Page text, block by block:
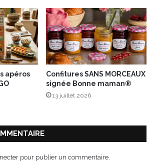
apéros
Confitures SANS MORCEAUX
signée Bonne maman®
13 juillet 2026
pour publier un commentaire.